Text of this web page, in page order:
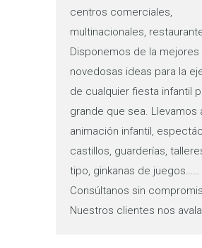
centros comerciales,
multinacionales,
Disponemos de la mejores
novedosas ideas para la
de cualquier fiesta infantil
grande que sea. Llevamos
animación infantil,
castillos, guarderías,
tipo, ginkanas de juegos……
Consúltanos sin
Nuestros clientes nos